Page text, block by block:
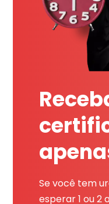
Se você tem
esperar 1 ou 2